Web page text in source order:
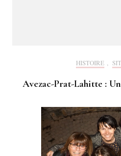
HISTOIRE ,
Avezac-Prat-Lahitte :